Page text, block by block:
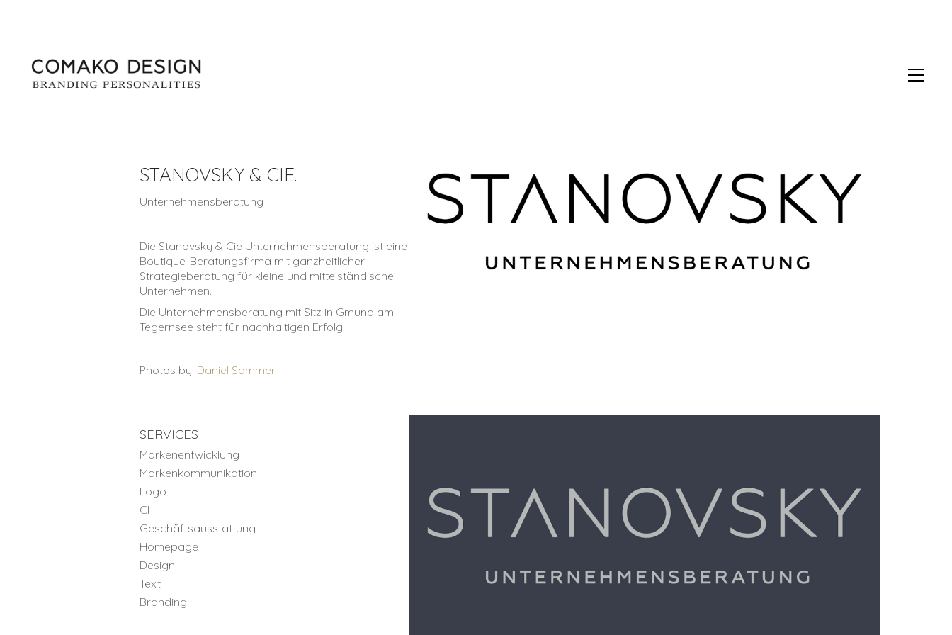
STANOVSKY & CIE.
Unternehmensberatung
Die Stanovsky & Cie Unternehmensberatung ist eine
Boutique-Beratungsfirma mit ganzheitlicher
Strategieberatung für kleine und mittelständische
Unternehmen.
Die Unternehmensberatung mit Sitz in Gmund am
Tegernsee steht für nachhaltigen Erfolg.
Photos by: Daniel Sommer
SERVICES
Markenentwicklung
Markenkommunikation
Logo
CI
Geschäftsausstattung
Homepage
Design
Text
Branding